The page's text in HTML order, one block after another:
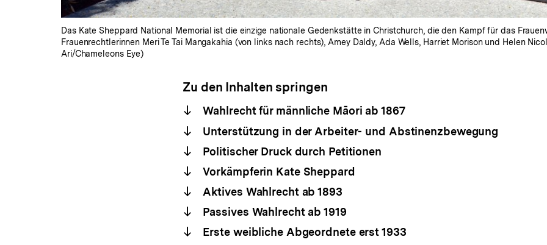
Das Kate Sheppard National Memorial ist die einzige nationale Gedenkstätte in Christchurch, die den Kampf für das
Frauenrechtlerinnen Meri Te Tai Mangakahia (von links nach rechts), Amey Daldy, Ada Wells, Harriet Morison und Helen
Ari/Chameleons Eye)
Zu den Inhalten springen
Wahlrecht für männliche Māori ab 1867
Unterstützung in der Arbeiter- und Abstinenzbewegung
Politischer Druck durch Petitionen
Vorkämpferin Kate Sheppard
Aktives Wahlrecht ab 1893
Passives Wahlrecht ab 1919
Erste weibliche Abgeordnete erst 1933